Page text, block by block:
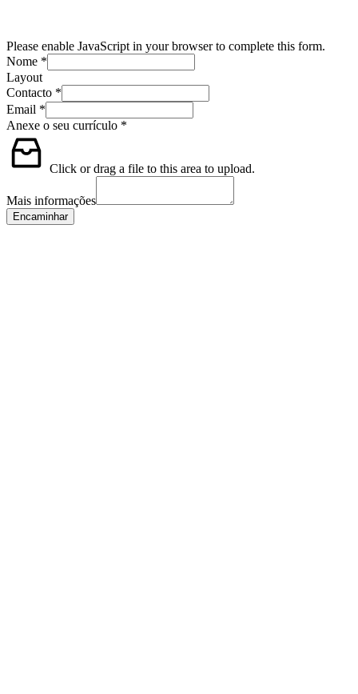
Please enable JavaScript in your browser to complete this form.
Nome *
Layout
Contacto *
Email *
Anexe o seu currículo *
Click or drag a file to this area to upload.
Mais informações
Encaminhar